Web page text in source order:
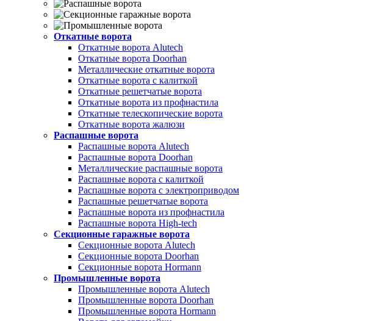
Откатные ворота
Откатные ворота Alutech
Откатные ворота Doorhan
Металлические откатные ворота
Откатные ворота с калиткой
Откатные решетчатые ворота
Откатные ворота из профнастила
Откатные телескопические ворота
Откатные ворота жалюзи
Распашные ворота
Распашные ворота Alutech
Распашные ворота Doorhan
Металлические распашные ворота
Распашные ворота с калиткой
Распашные ворота с электроприводом
Распашные решетчатые ворота
Распашные ворота из профнастила
Распашные ворота High-tech
Секционные гаражные ворота
Секционные ворота Alutech
Секционные ворота Doorhan
Секционные ворота Hormann
Промышленные ворота
Промышленные ворота Alutech
Промышленные ворота Doorhan
Промышленные ворота Hormann